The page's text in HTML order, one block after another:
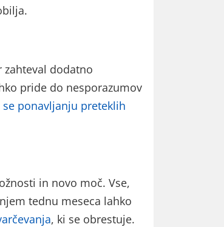
zahteval dodatno
pride do nesporazumov
se ponavljanju preteklih
in novo moč. Vse,
tednu meseca lahko
, ki se obrestuje.